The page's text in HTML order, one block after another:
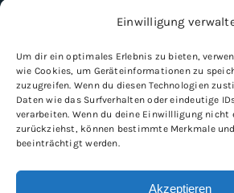
Einwilligung
Um dir ein optimales Erlebnis zu bieten,
wie Cookies, um Geräteinformationen zu
zuzugreifen. Wenn du diesen Technologien
Daten wie das Surfverhalten oder eindeutige
verarbeiten. Wenn du deine Einwillligung nicht
zurückziehst, können bestimmte Merkmale
beeinträchtigt werden.
Akzeptieren
INFORMATION
Imprint